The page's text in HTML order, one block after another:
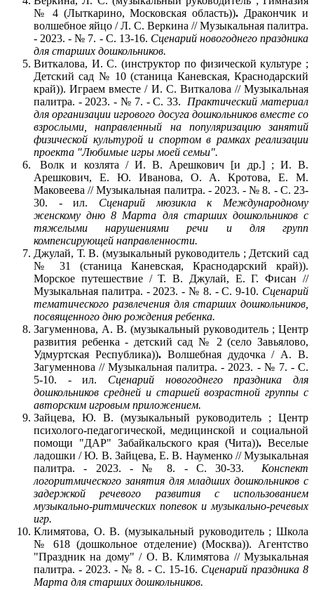
№ 4 (Лыткарино, Московская область)). Дракончик и
волшебное яйцо / Л. С. Веркина // Музыкальная палитра.
- 2023. - № 7. - С. 13-16. Сценарий новогоднего праздника
для старших дошкольников.
Виткалова, И. С. (инструктор по физической культуре ;
Детский сад № 10 (станица Каневская, Краснодарский
край)). Играем вместе / И. С. Виткалова // Музыкальная
палитра. - 2023. - № 7. - С. 33. Практический материал
для организации игрового досуга дошкольников вместе со
взрослыми, направленный на популяризацию занятий
физической культурой и спортом в рамках реализации
проекта "Любимые игры моей семьи".
Волк и козлята / И. В. Арешкович [и др.] ; И. В.
Арешкович, Е. Ю. Иванова, О. А. Кротова, Е. М.
Маковеева // Музыкальная палитра. - 2023. - № 8. - С. 23-
30. - ил. Сценарий мюзикла к Международному
женскому дню 8 Марта для старших дошкольников с
тяжелыми нарушениями речи и для групп
компенсирующей направленности.
Джулай, Т. В. (музыкальный руководитель ; Детский сад
№ 31 (станица Каневская, Краснодарский край)).
Морское путешествие / Т. В. Джулай, Е. Г. Фисан //
Музыкальная палитра. - 2023. - № 8. - С. 9-10. Сценарий
тематического развлечения для старших дошкольников,
посвященного дню рождения ребенка.
Загуменнова, А. В. (музыкальный руководитель ; Центр
развития ребенка - детский сад № 2 (село Завьялово,
Удмуртская Республика)).Волшебная дудочка / А. В.
Загуменнова // Музыкальная палитра. - 2023. - № 7. - С.
5-10. - ил. Сценарий новогоднего праздника для
дошкольников средней и старшей возрастной группы с
авторским игровым приложением.
Зайцева, Ю. В. (музыкальный руководитель ; Центр
психолого-педагогической, медицинской и социальной
помощи "ДАР" Забайкальского края (Чита)).Веселые
ладошки / Ю. В. Зайцева, Е. В. Науменко // Музыкальная
палитра. - 2023. - № 8. - С. 30-33. Конспект
логоритмического занятия для младших дошкольников с
задержкой речевого развития с использованием
музыкально-ритмических попевок и музыкально-речевых
игр.
Климятова, О. В. (музыкальный руководитель ; Школа
№ 618 (дошкольное отделение) (Москва)).
Агентство
"Праздник на дому" / О. В. Климятова // Музыкальная
палитра. - 2023. - № 8. - С. 15-16. Сценарий праздника 8
Марта для старших дошкольников.